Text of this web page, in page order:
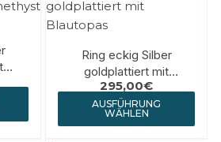
Ring eckig Silber
goldplattiert mit
Blautopas
295,00€
AUSFÜHRUNG
WÄHLEN